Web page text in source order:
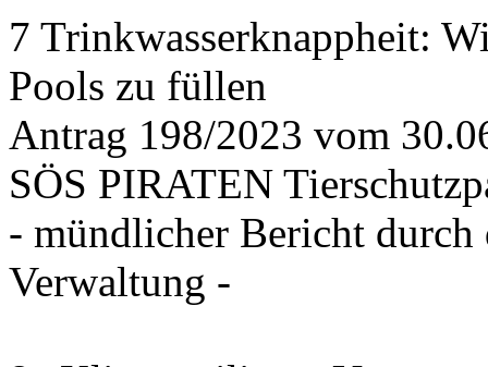
7 Trinkwasserknappheit:
Pools zu füllen
Antrag 198/2023 vom
SÖS PIRATEN
- mündlicher Bericht
Verwaltung -